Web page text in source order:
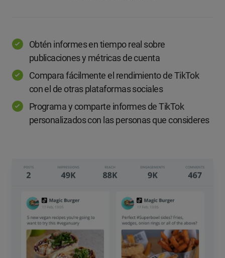
Obtén informes en tiempo real sobre
publicaciones y métricas de cuenta
Compara fácilmente el rendimiento de TikTok
con el de otras plataformas sociales
Programa y comparte informes de TikTok
personalizados con las personas que consideres